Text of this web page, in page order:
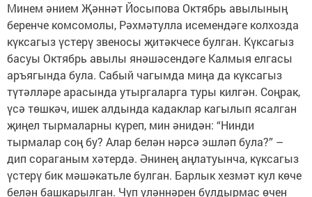
Минем әнием Җәннәт Йосыпова Октябрь авылының
беренче комсомолы, Рәхмәтулла исемендәге колхозда
күксагыз үстерү звеносы җитәкчесе булган. Күксагыз
басуы Октябрь авылы янәшәсендәге Калмыя елгасы
аръягында була. Сабый чагымда миңа да күксагыз
түтәлләре арасында утыргаларга туры килгән. Соңрак,
үсә төшкәч, ишек алдында кадаклар кагылып ясалган
җиңел тырмаларны күреп, мин әнидән: “Нинди
тырмалар соң бу? Алар белән нәрсә эшләп була?” –
дип сораганым хәтердә. Әнинең аңлатуынча, күксагыз
үстерү бик мәшәкатьле булган. Барлык хезмәт кул көче
белән башкарылган. Чүп үләннәрен булдырмас өчен